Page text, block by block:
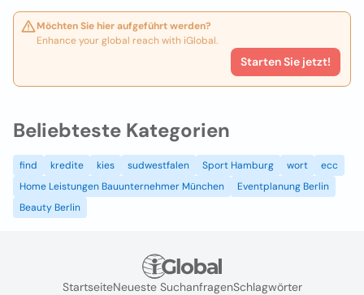
Möchten Sie hier aufgeführt werden?
Enhance your global reach with iGlobal.
Starten Sie jetzt!
Beliebteste Kategorien
find kredite kies sudwestfalen Sport Hamburg wort
ecc
Home Leistungen Bauunternehmer München
Eventplanung Berlin
Beauty Berlin
StartseiteNeueste SuchanfragenSchlagwörter